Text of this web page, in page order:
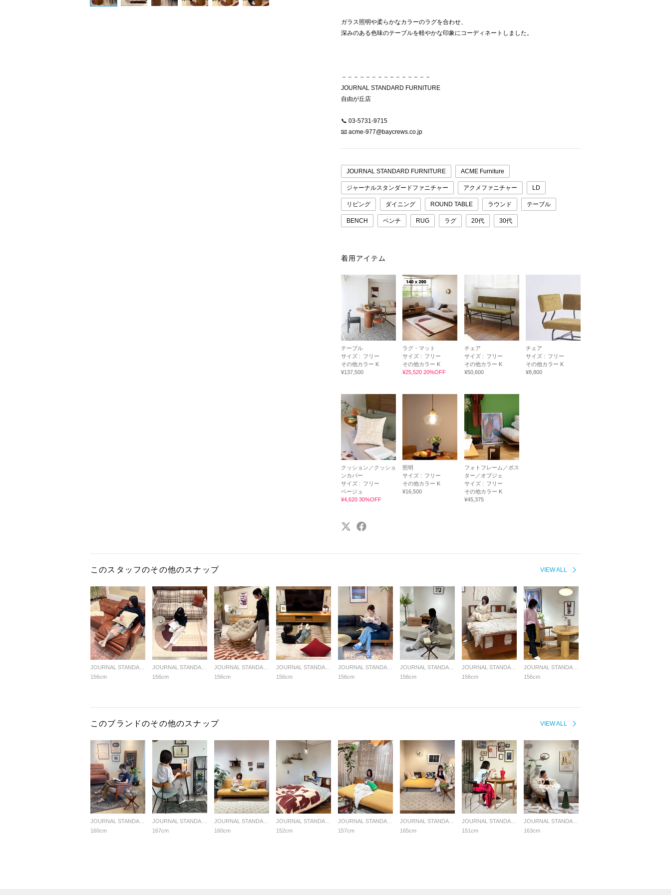
ガラス照明や柔らかなカラーのラグを合わせ、
深みのある色味のテーブルを軽やかな印象にコーディネートしました。
－－－－－－－－－－－－－－－
JOURNAL STANDARD FURNITURE
自由が丘店
📞 03-5731-9715
📧 acme-977@baycrews.co.jp
JOURNAL STANDARD FURNITURE ACME Furniture
ジャーナルスタンダードファニチャー アクメファニチャー LD
リビング ダイニング ROUND TABLE ラウンド テーブル
BENCH ベンチ RUG ラグ 20代 30代
着用アイテム
テーブル
サイズ : フリー
その他カラー K
¥137,500
ラグ・マット
サイズ : フリー
その他カラー K
¥25,520 20%OFF
チェア
サイズ : フリー
その他カラー K
¥50,600
チェア
サイズ : フリー
その他カラー K
¥8,800
クッション／クッショ
ンカバー
サイズ : フリー
ベージュ
¥4,620 30%OFF
照明
サイズ : フリー
その他カラー K
¥16,500
フォトフレーム／ポス
ター／オブジェ
サイズ : フリー
その他カラー K
¥45,375
VIEW ALL
このスタッフのその他のスナップ
156cm
156cm
156cm
156cm
156cm
156cm
156cm
156cm
VIEW ALL
このブランドのその他のスナップ
160cm
167cm
160cm
152cm
157cm
165cm
151cm
163cm